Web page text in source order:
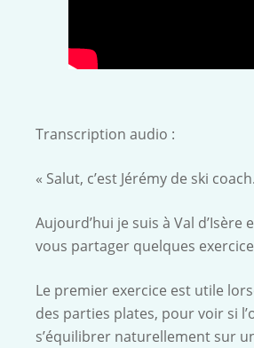
Transcription audio :
« Salut, c’est Jérémy de ski coach.
Aujourd’hui je suis à Val d’Isère
vous partager quelques
Le premier exercice est utile
des parties plates, pour voir si
s’équilibrer naturellement sur